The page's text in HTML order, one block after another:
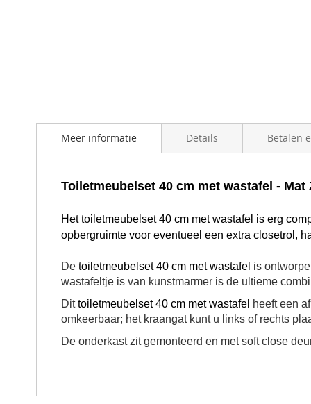
Meer informatie
Toiletmeubelset 40 cm met wastafel - Mat
Het toiletmeubelset 40 cm met wastafel is erg
opbergruimte voor eventueel een extra closetrol,
De toiletmeubelset 40 cm met wastafel is
wastafeltje is van kunstmarmer is de ultieme
Dittoiletmeubelset 40 cm met wastafel heeft een
omkeerbaar; het kraangat kunt u links of rechts
De onderkast zit gemonteerd en met soft close
Details Betalen